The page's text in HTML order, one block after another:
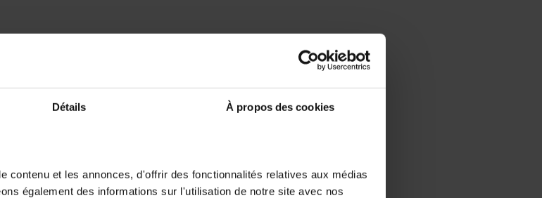
Détails À propos des cookies
contenu et les annonces, d'offrir des fonctionnalités relatives aux médias
également des informations sur l'utilisation de notre site avec nos